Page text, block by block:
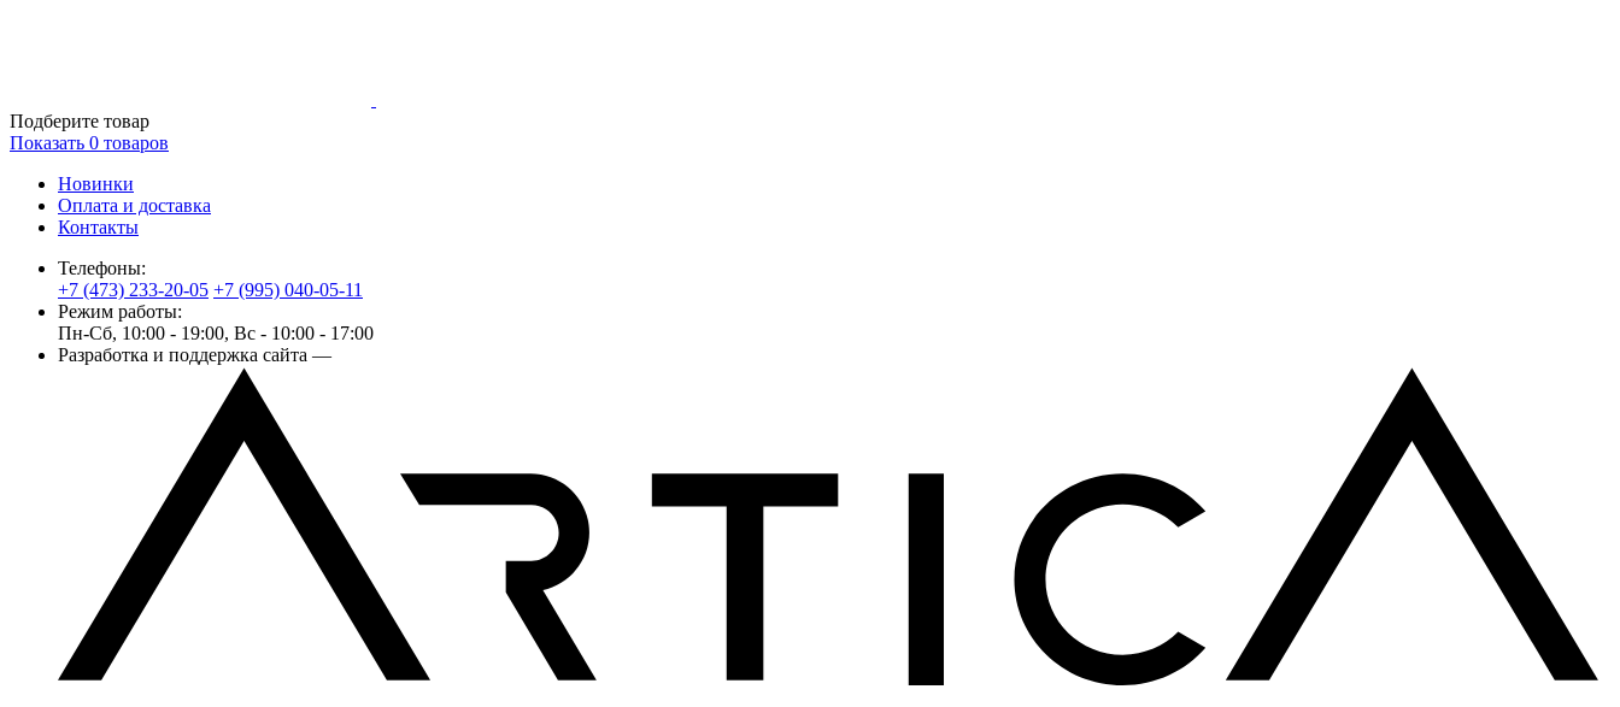
Подберите товар
Показать 0 товаров
Новинки
Оплата и доставка
Контакты
Телефоны:
+7 (473) 233-20-05 +7 (995) 040-05-11
Режим работы:
Пн-Сб, 10:00 - 19:00, Вс - 10:00 - 17:00
Разработка и поддержка сайта —